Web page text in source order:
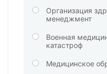
Организация
менеджмент
Военная
катастроф
Медицинское